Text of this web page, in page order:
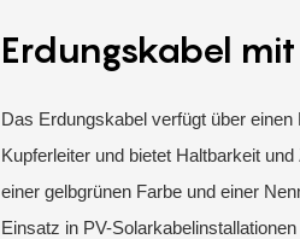
Erdungskabel
Das Erdungskabel verfügt über
Kupferleiter und bietet Haltbarkeit
einer gelbgrünen Farbe und einer
Einsatz in PV-